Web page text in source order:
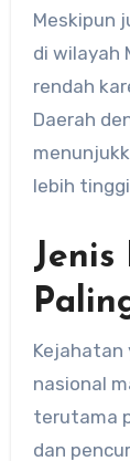
Meskipun
di wilayah
rendah
Daerah
lebih
Jenis
Kejahatan
nasional
terutama
dan